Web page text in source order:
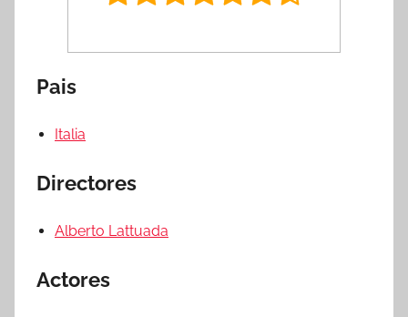
Pais
Italia
Directores
Alberto Lattuada
Actores